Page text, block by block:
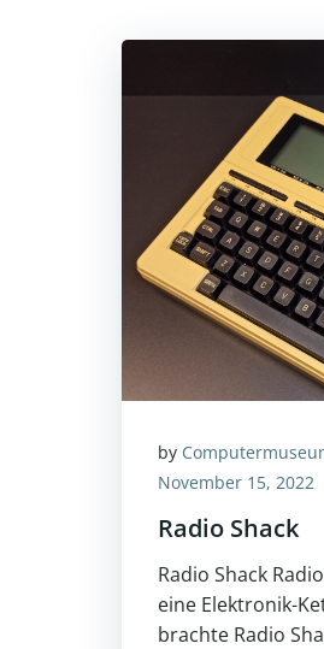
by
November 15, 2022
Radio Shack
Radio Shack
eine Elektronik-
brachte Radio